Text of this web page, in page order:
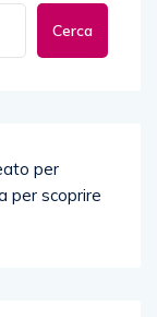
Cerca